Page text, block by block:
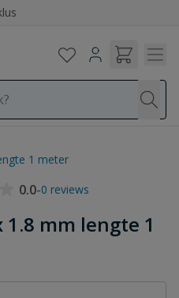
1 meter
0.0-0 reviews
1.8 mm lengte 1